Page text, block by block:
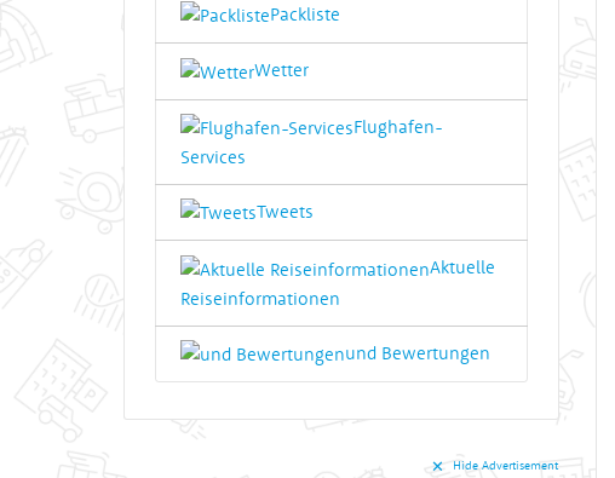
Packliste
Wetter
Flughafen-
Services
Tweets
Aktuelle
Reiseinformationen
und Bewertungen
✕︎ Hide Advertisement